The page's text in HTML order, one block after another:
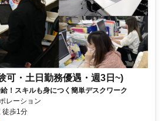
可・土日勤務優遇・週3日~)
！スキルも身につく簡単デスクワーク
レーション
徒歩1分